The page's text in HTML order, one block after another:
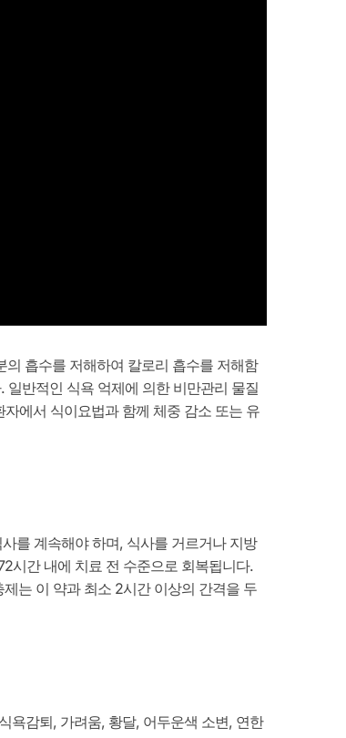
흡수를 저해하여 칼로리 흡수를 저해함
반적인 식욕 억제에 의한 비만관리 물질
에서 식이요법과 함께 체중 감소 또는 유
를 계속해야 하며, 식사를 거르거나 지방
시간 내에 치료 전 수준으로 회복됩니다.
는 이 약과 최소 2시간 이상의 간격을 두
욕감퇴, 가려움, 황달, 어두운색 소변, 연한